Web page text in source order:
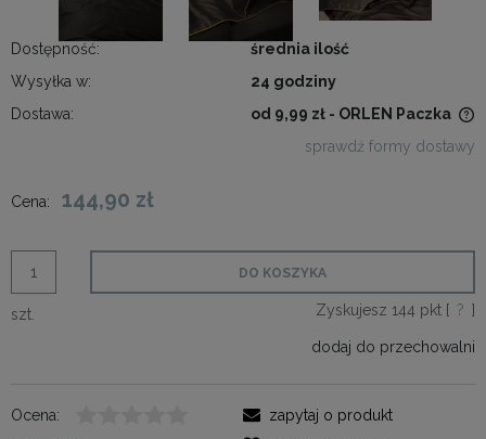
Dostępność:
średnia ilość
Wysyłka w:
24 godziny
Dostawa:
od 9,99 zł - ORLEN Paczka
sprawdź formy dostawy
Cena: 144,90 zł
szt.
DO KOSZYKA
Zyskujesz 144 pkt [ ? ]
dodaj do przechowalni
Ocena:
zapytaj o produkt